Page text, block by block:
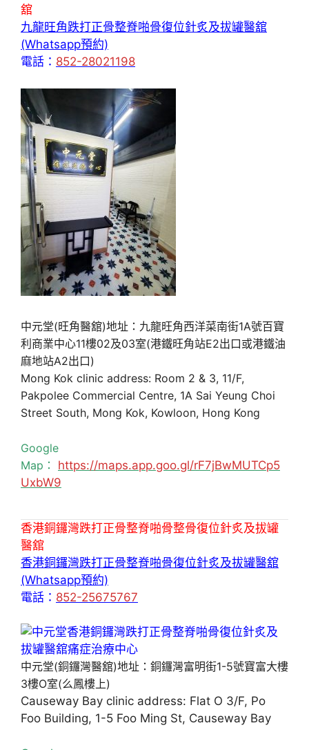
舘
九龍旺角跌打正骨整脊啪骨復位針炙及拔罐醫舘
(Whatsapp預約)
電話： 852-28021198
中元堂(旺角醫舘)地址：九龍旺角西洋菜南街1A號百寶
利商業中心11樓02及03室(港鐵旺角站E2出口或港鐵油
麻地站A2出口)
Mong Kok clinic address: Room 2 & 3, 11/F,
Pakpolee Commercial Centre, 1A Sai Yeung Choi
Street South, Mong Kok, Kowloon, Hong Kong
Google
Map： https://maps.app.goo.gl/rF7jBwMUTCp5
UxbW9
香港銅鑼灣跌打正骨整脊啪骨整骨復位針炙及拔罐
醫舘
香港銅鑼灣跌打正骨整脊啪骨復位針炙及拔罐醫舘
(Whatsapp預約)
電話： 852-25675767
中元堂(銅鑼灣醫舘)地址：銅鑼灣富明街1-5號寶富大樓
3樓O室(么鳳樓上)
Causeway Bay clinic address: Flat O 3/F, Po
Foo Building, 1-5 Foo Ming St, Causeway Bay